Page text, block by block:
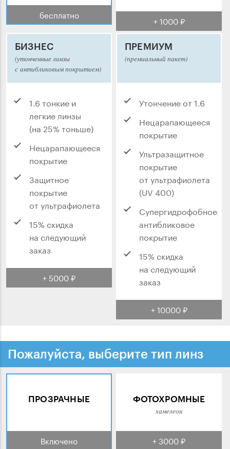
бесплатно + 1000 ₽
БИЗНЕС
(утонченные линзы
с антибликовым покрытием)
1.6 тонкие и
легкие линзы
(на 25% тоньше)
Нецарапающееся
покрытие
Защитное
покрытие
от ультрафиолета
15% скидка
на следующий
заказ
+ 5000 ₽
ПРЕМИУМ
(премиальный пакет)
Утончение от 1.6
Нецарапающееся
покрытие
Ультразащитное
покрытие
от ультрафиолета
(UV 400)
Супергидрофобное
антибликовое
покрытие
15% скидка
на следующий
заказ
+ 10000 ₽
Пожалуйста, выберите тип линз
ПРОЗРАЧНЫЕ
Включено
ФОТОХРОМНЫЕ
хамелеон
+ 3000 ₽